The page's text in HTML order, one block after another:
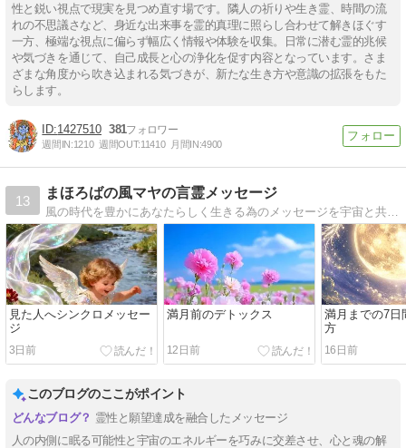
性と鋭い視点で現実を見つめ直す場です。隣人の祈りや生き霊、時間の流
れの不思議さなど、身近な出来事を霊的真理に照らし合わせて解きほぐす
一方、極端な視点に偏らず幅広く情報や体験を収集。日常に潜む霊的兆候
や気づきを通じて、自己成長と心の浄化を促す内容となっています。さま
ざまな角度から吹き込まれる気づきが、新たな生き方や意識の拡張をもた
らします。
1427510 381
週間IN:1210 週間OUT:11410 月間IN:4900
13
まほろばの風マヤの言霊メッセージ
見た人へシンクロメッセー
ジ
3日前
満月前のデトックス
12日前
満月までの7日
方
16日前
このブログのここがポイント
霊性と願望達成を融合したメッセージ
人の内側に眠る可能性と宇宙のエネルギーを巧みに交差させ、心と魂の解